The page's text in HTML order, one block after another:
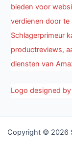
bieden voor
verdienen door te
Schlagerprimeur
productreviews,
diensten van
Logo designed by
Copyright © 2026